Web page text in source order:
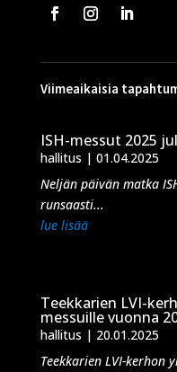
Viimeaikaisia
ISH-messut 2025
hallitus | 01.04.2025
Neljän päivän matka
runsaasti...
lue lisää
Teekkarien LVI-
messuille vuonna
hallitus | 20.01.2025
Teekkarien LVI-kerhon